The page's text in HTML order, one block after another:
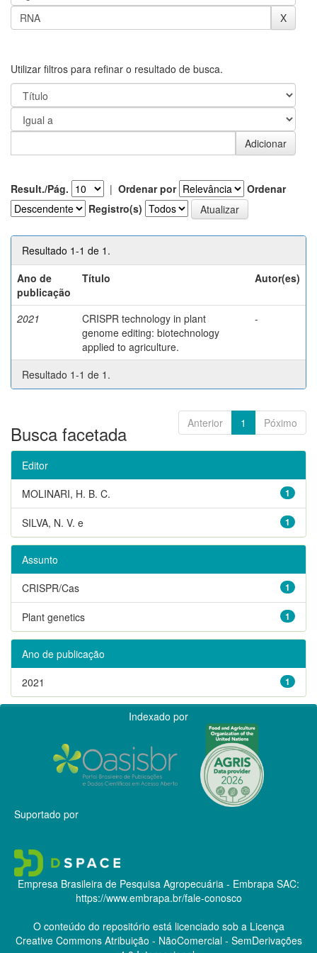
Utilizar filtros para refinar o resultado de busca.
Result./Pág. | Ordenar por
Ordenar
Registro(s)
Resultado 1-1 de 1.
Ano de
publicação
Título Autor(es)
2021
CRISPR technology in plant
genome editing: biotechnology
applied to agriculture.
-
Resultado 1-1 de 1.
Anterior 1 Póximo
Busca facetada
Editor
1
MOLINARI, H. B. C.
1
SILVA, N. V. e
Assunto
1
CRISPR/Cas
1
Plant genetics
Ano de publicação
1
2021
Indexado por
Suportado por
Empresa Brasileira de Pesquisa Agropecuária - Embrapa SAC:
https://www.embrapa.br/fale-conosco
O conteúdo do repositório está licenciado sob a Licença
Creative CommonsAtribuição - NãoComercial - SemDerivações